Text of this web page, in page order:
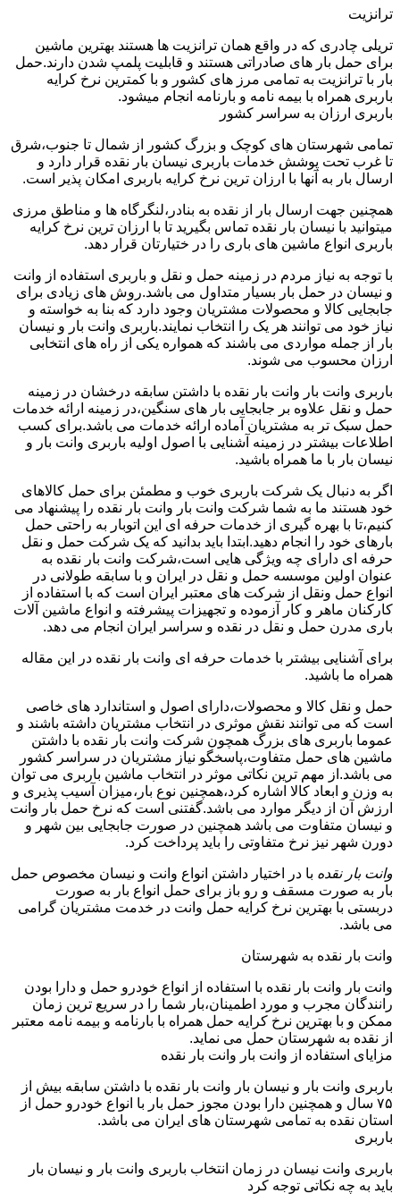
ترانزیت
تریلی چادری که در واقع همان ترانزیت ها هستند بهترین ماشین
برای حمل بار های صادراتی هستند و قابلیت پلمپ شدن دارند.حمل
بار با ترانزیت به تمامی مرز های کشور و با کمترین نرخ کرایه
باربری همراه با بیمه نامه و بارنامه انجام میشود.
باربری ارزان به سراسر کشور
تمامی شهرستان های کوچک و بزرگ کشور از شمال تا جنوب،شرق
تا غرب تحت پوشش خدمات باربری نیسان بار نقده قرار دارد و
ارسال بار به آنها با ارزان ترین نرخ کرایه باربری امکان پذیر است.
همچنین جهت ارسال بار از نقده به بنادر،لنگرگاه ها و مناطق مرزی
میتوانید با نیسان بار نقده تماس بگیرید تا با ارزان ترین نرخ کرایه
باربری انواع ماشین های باری را در ختیارتان قرار دهد.
با توجه به نیاز مردم در زمینه حمل و نقل و باربری استفاده از وانت
و نیسان در حمل بار بسیار متداول می باشد.روش های زیادی برای
جابجایی کالا و محصولات مشتریان وجود دارد که بنا به خواسته و
نیاز خود می توانند هر یک را انتخاب نمایند.باربری وانت بار و نیسان
بار از جمله مواردی می باشند که همواره یکی از راه های انتخابی
ارزان محسوب می شوند.
باربری وانت بار وانت بار نقده با داشتن سابقه درخشان در زمینه
حمل و نقل علاوه بر جابجایی بار های سنگین،در زمینه ارائه خدمات
حمل سبک تر به مشتریان آماده ارائه خدمات می باشد.برای کسب
اطلاعات بیشتر در زمینه آشنایی با اصول اولیه باربری وانت بار و
نیسان بار با ما همراه باشید.
اگر به دنبال یک شرکت باربری خوب و مطمئن برای حمل کالاهای
خود هستند ما به شما شرکت وانت بار وانت بار نقده را پیشنهاد می
کنیم،تا با بهره گیری از خدمات حرفه ای این اتوبار به راحتی حمل
بارهای خود را انجام دهید.ابتدا باید بدانید که یک شرکت حمل و نقل
حرفه ای دارای چه ویژگی هایی است،شرکت وانت بار نقده به
عنوان اولین موسسه حمل و نقل در ایران و با سابقه طولانی در
انواع حمل ونقل از شرکت های معتبر ایران است که با استفاده از
کارکنان ماهر و کار آزموده و تجهیزات پیشرفته و انواع ماشین آلات
باری مدرن حمل و نقل در نقده و سراسر ایران انجام می دهد.
برای آشنایی بیشتر با خدمات حرفه ای وانت بار نقده در این مقاله
همراه ما باشید.
حمل و نقل کالا و محصولات،دارای اصول و استاندارد های خاصی
است که می توانند نقش موثری در انتخاب مشتریان داشته باشند و
عموما باربری های بزرگ همچون شرکت وانت بار نقده با داشتن
ماشین های حمل متفاوت،پاسخگو نیاز مشتریان در سراسر کشور
می باشد.از مهم ترین نکاتی موثر در انتخاب ماشین باربری می توان
به وزن و ابعاد کالا اشاره کرد،همچنین نوع بار،میزان آسیب پذیری و
ارزش آن از دیگر موارد می باشد.گفتنی است که نرخ حمل بار وانت
و نیسان متفاوت می باشد همچنین در صورت جابجایی بین شهر و
دورن شهر نیز نرخ متفاوتی را باید پرداخت کرد.
وانت بار نقده با در اختیار داشتن انواع وانت و نیسان مخصوص حمل
بار به صورت مسقف و رو باز برای حمل انواع بار به صورت
دربستی با بهترین نرخ کرایه حمل وانت در خدمت مشتریان گرامی
می باشد.
وانت بار نقده به شهرستان
وانت بار وانت بار نقده با استفاده از انواع خودرو حمل و دارا بودن
رانندگان مجرب و مورد اطمینان،بار شما را در سریع ترین زمان
ممکن و با بهترین نرخ کرایه حمل همراه با بارنامه و بیمه نامه معتبر
از نقده به شهرستان حمل می نماید.
مزایای استفاده از وانت بار وانت بار نقده
باربری وانت بار و نیسان بار وانت بار نقده با داشتن سابقه بیش از
۷۵ سال و همچنین دارا بودن مجوز حمل بار با انواع خودرو حمل از
استان نقده به تمامی شهرستان های ایران می باشد.
باربری
باربری وانت نیسان در زمان انتخاب باربری وانت بار و نیسان بار
باید به چه نکاتی توجه کرد